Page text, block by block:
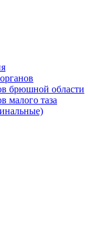
брюшной области
малого таза